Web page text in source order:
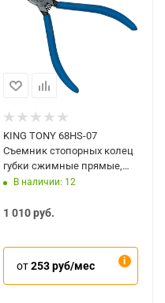
KING TONY 68HS-07
Съемник стопорных колец
губки сжимные прямые,
180 мм
В наличии: 12
1 010руб.
от253 руб/мес